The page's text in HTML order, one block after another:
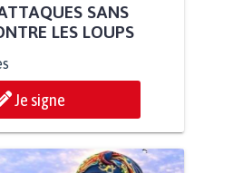
SANS
LES LOUPS
Je signe